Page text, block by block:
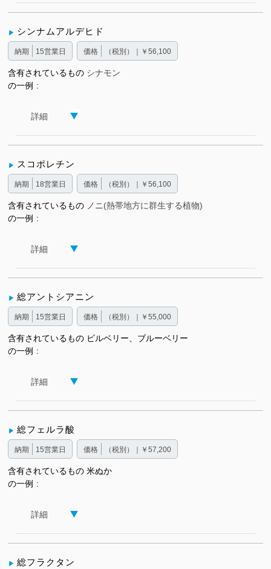
シンナムアルデヒド
納期 15営業日 価格 （税別）｜￥56,100
含有されているもの
の一例
シナモン
詳細
スコポレチン
納期 18営業日 価格 （税別）｜￥56,100
含有されているもの
の一例
ノニ(熱帯地方に群生する植物)
詳細
総アントシアニン
納期 15営業日 価格 （税別）｜￥55,000
含有されているもの
の一例
ビルベリー、ブルーベリー
詳細
総フェルラ酸
納期 15営業日 価格 （税別）｜￥57,200
含有されているもの
の一例
米ぬか
詳細
総フラクタン